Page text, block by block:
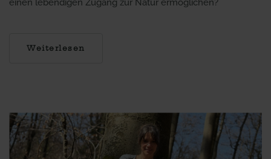
einen lebendigen Zugang zur Natur ermöglichen?
Weiterlesen